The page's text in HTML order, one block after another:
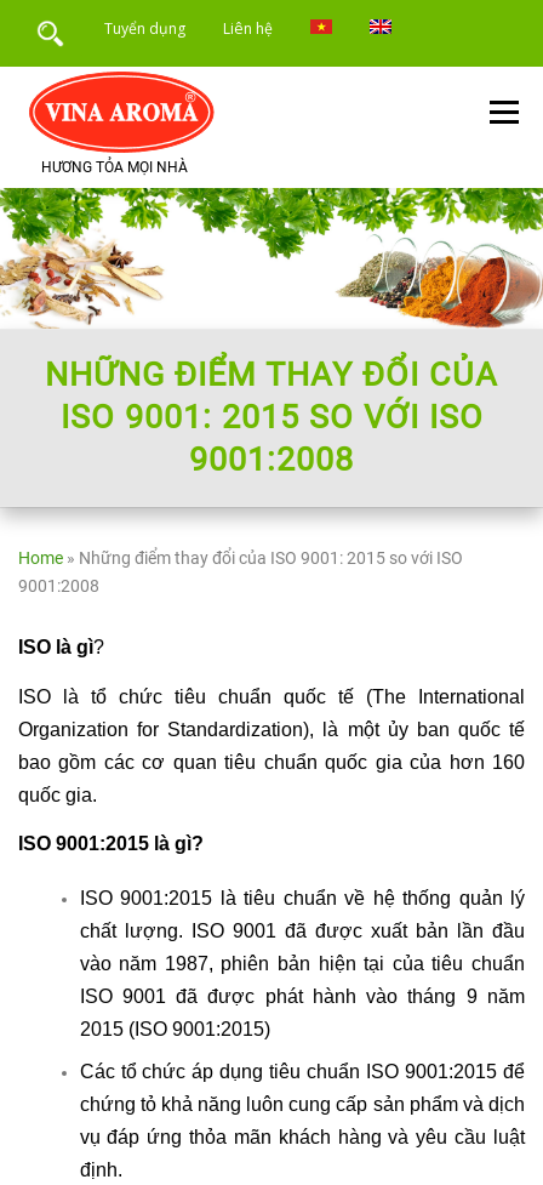
Tuyển dụng Liên hệ
HƯƠNG TỎA MỌI NHÀ
Menu
TRANG CHỦ GIỚI THIỆU SẢN PHẨM
DỊCH VỤ TIN TỨC
NHỮNG ĐIỂM THAY ĐỔI CỦA
ISO 9001: 2015 SO VỚI ISO
9001:2008
Home » Những điểm thay đổi của ISO 9001: 2015 so với ISO
9001:2008
ISO là gì?
ISO là tổ chức tiêu chuẩn quốc tế (The International
Organization for Standardization), là một ủy ban quốc tế
bao gồm các cơ quan tiêu chuẩn quốc gia của hơn 160
quốc gia.
ISO 9001:2015 là gì?
ISO 9001:2015 là tiêu chuẩn về hệ thống quản lý
chất lượng. ISO 9001 đã được xuất bản lần đầu
vào năm 1987, phiên bản hiện tại của tiêu chuẩn
ISO 9001 đã được phát hành vào tháng 9 năm
2015 (ISO 9001:2015)
Các tổ chức áp dụng tiêu chuẩn ISO 9001:2015 để
chứng tỏ khả năng luôn cung cấp sản phẩm và dịch
vụ đáp ứng thỏa mãn khách hàng và yêu cầu luật
định.